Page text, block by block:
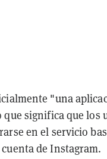
"una
significa que los
en el servicio
de Instagram.